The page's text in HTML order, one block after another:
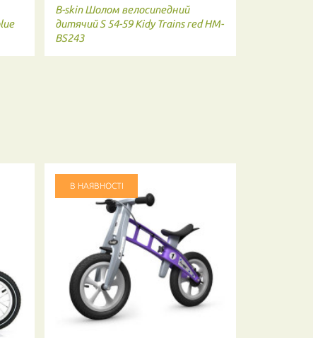
B-skin Шолом велосипедний
дитячий S 54-59 Kidy Trains red HM-
BS243
В НАЯВНОСТІ